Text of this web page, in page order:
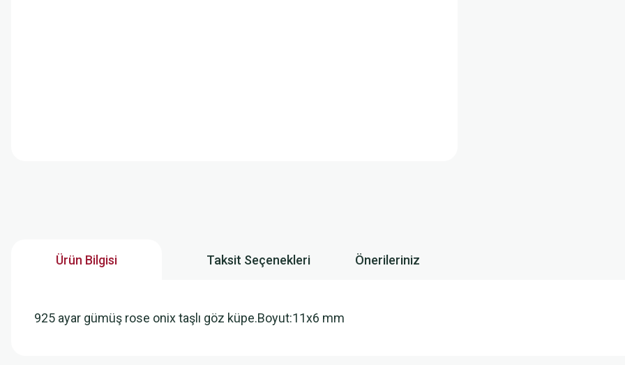
Ürün Bilgisi Taksit Seçenekleri Önerileriniz
925 ayar gümüş rose onix taşlı göz küpe.Boyut:11x6 mm